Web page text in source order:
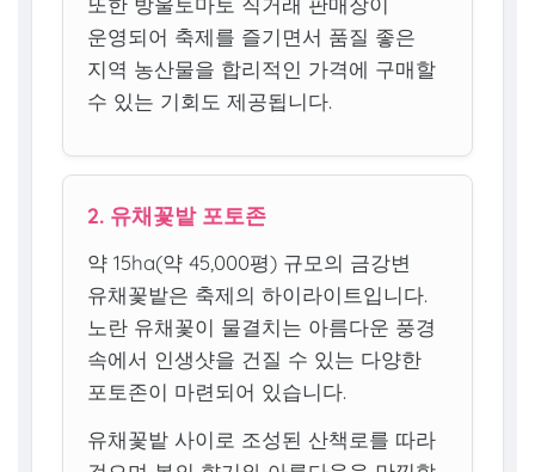
운영되어 축제를 즐기면서 품질 좋은
지역 농산물을 합리적인 가격에 구매할
수 있는 기회도 제공됩니다.
2. 유채꽃밭 포토존
약 15ha(약 45,000평) 규모의 금강변
유채꽃밭은 축제의 하이라이트입니다.
노란 유채꽃이 물결치는 아름다운 풍경
속에서 인생샷을 건질 수 있는 다양한
포토존이 마련되어 있습니다.
유채꽃밭 사이로 조성된 산책로를 따라